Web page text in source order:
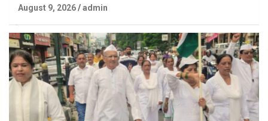
August 9, 2026 admin